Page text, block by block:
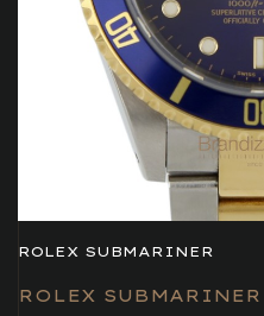
ROLEX SUBMARINER
ROLEX SUBMARINER